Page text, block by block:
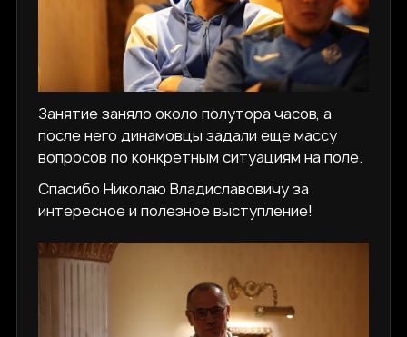
Занятие заняло около полутора часов, а
после него динамовцы задали еще массу
вопросов по конкретным ситуациям на поле.
Спасибо Николаю Владиславовичу за
интересное и полезное выступление!